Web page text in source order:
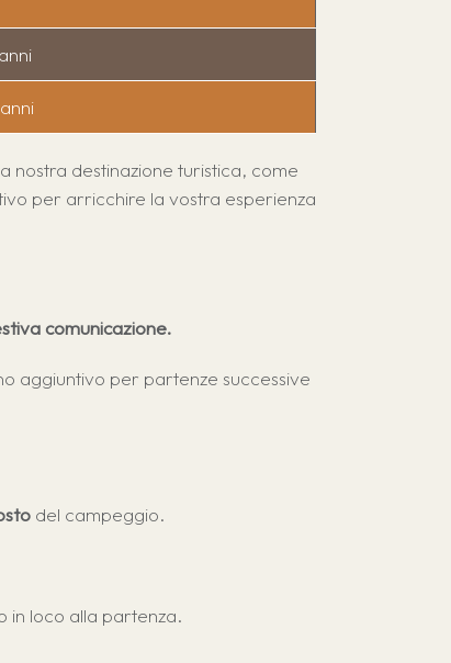
nostra destinazione turistica, come
per arricchire la vostra esperienza
comunicazione.
aggiuntivo per partenze successive
del campeggio.
in loco alla partenza.